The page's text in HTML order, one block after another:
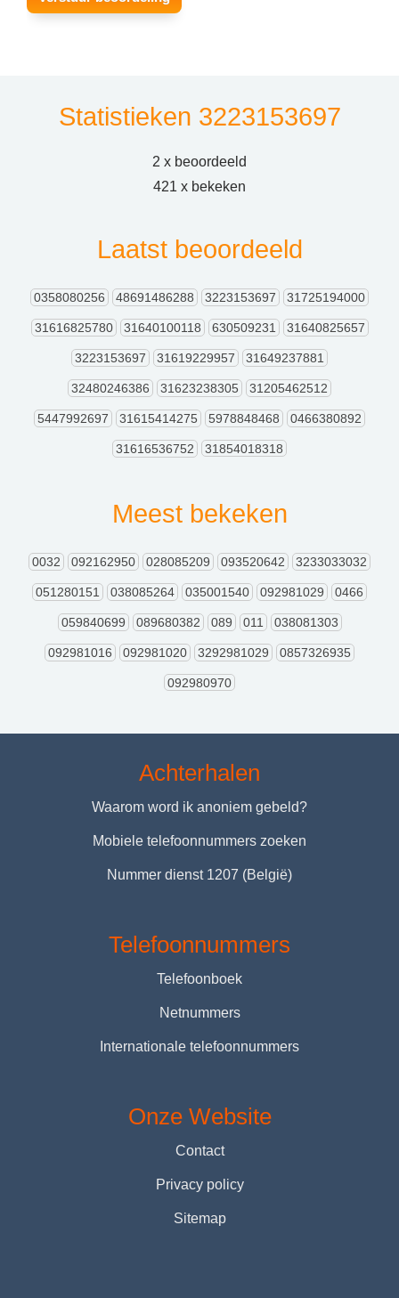
Statistieken 3223153697
2 x beoordeeld
421 x bekeken
Laatst beoordeeld
0358080256 48691486288 3223153697 31725194000
31616825780 31640100118 630509231 31640825657
3223153697 31619229957 31649237881
32480246386 31623238305 31205462512
5447992697 31615414275 5978848468 0466380892
31616536752 31854018318
Meest bekeken
0032 092162950 028085209 093520642 3233033032
051280151 038085264 035001540 092981029 0466
059840699 089680382 089 011 038081303
092981016 092981020 3292981029 0857326935
092980970
Achterhalen
Waarom word ik anoniem gebeld?
Mobiele telefoonnummers zoeken
Nummer dienst 1207 (België)
Telefoonnummers
Telefoonboek
Netnummers
Internationale telefoonnummers
Onze Website
Contact
Privacy policy
Sitemap